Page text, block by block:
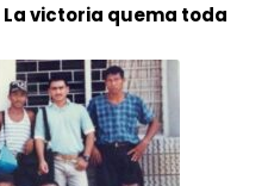
La victoria quema toda